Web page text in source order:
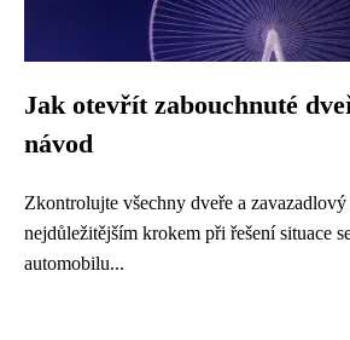
Jak otevřít zabouchnuté
návod
Zkontrolujte všechny dveře a
nejdůležitějším krokem při řešení situace
automobilu...